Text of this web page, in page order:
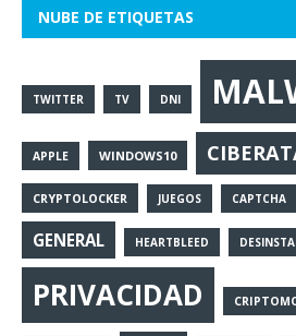
NUBE DE ETIQUETAS
TWITTER TV DNI
APPLE WINDOWS10
CRYPTOLOCKER JUEGOS CAPTCHA
GENERAL HEARTBLEED
PRIVACIDAD